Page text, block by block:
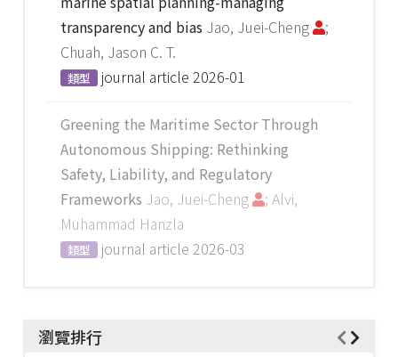
transparency and bias Jao, Juei-Cheng
;
Chuah, Jason C. T.
類型 journal article 2026-01
Greening the Maritime Sector Through
Autonomous Shipping: Rethinking
Safety, Liability, and Regulatory
Frameworks Jao, Juei-Cheng
; Alvi,
Muhammad Hanzla
類型 journal article 2026-03
瀏覽排行